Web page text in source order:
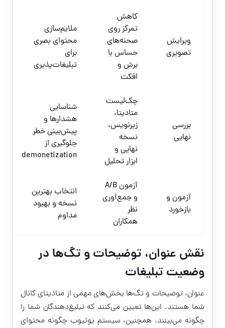
ویرایش
تصویری
کاهش
تمرکز روی
صحنه‌های
حساس با
برش و
افکت
ملایم‌سازی
محتوای بصری
برای
تبلیغات‌پذیری
بررسی
نهایی
چک‌لیست
متادیتا،
زیرنویس،
نسخه
نهایی و
ابزار تحلیل
شناسایی
هشدارها و
پیش‌بینی خطر
جلوگیری از
demonetization
آزمون و
بازخورد
آزمون A/B
و جمع‌آوری
نظر
همکاران
انتخاب بهترین
نسخه و بهبود
مداوم
نقش عنوان، توضیحات و تگ‌ها در
وضعیت تبلیغات
عنوان، توضیحات و تگ‌ها بخش‌های مهمی از متادیتای کانال
شما هستند. این‌ها تعیین می‌کنند که تبلیغ‌دهندگان شما را
چگونه می‌بینند. همچنین، سیستم یوتیوب چگونه محتوای